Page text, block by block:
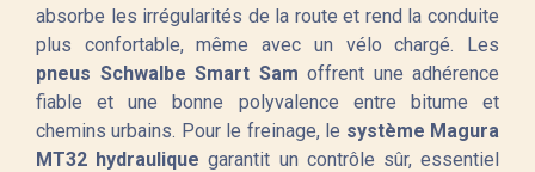
absorbe les irrégularités de la route et rend la conduite
plus confortable, même avec un vélo chargé. Les
pneus Schwalbe Smart Sam offrent une adhérence
fiable et une bonne polyvalence entre bitume et
chemins urbains. Pour le freinage, le système Magura
MT32 hydraulique garantit un contrôle sûr, essentiel